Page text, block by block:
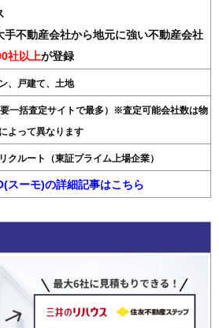
手不動産会社から地元に強い不動産会社
社以上が登録
、戸建て、土地
一括査定サイトで最多）※査定可能会社数は物
よって異なります
クルート（東証プライム上場企業）
スーモ)の詳細記事はこちら